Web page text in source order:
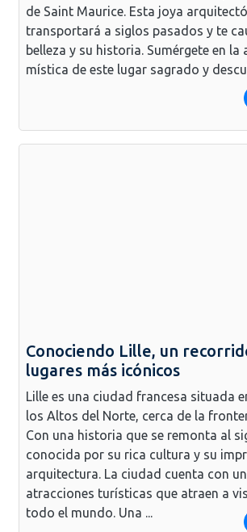
de Saint Maurice. Esta joya
transportará a siglos pasados y te
belleza y su historia. Sumérgete en la
mística de este lugar sagrado y
Conociendo Lille, un
lugares más icónicos
Lille es una ciudad francesa situada
los Altos del Norte, cerca de la
Con una historia que se remonta al
conocida por su rica cultura y su
arquitectura. La ciudad cuenta con
atracciones turísticas que atraen a
todo el mundo. Una ...